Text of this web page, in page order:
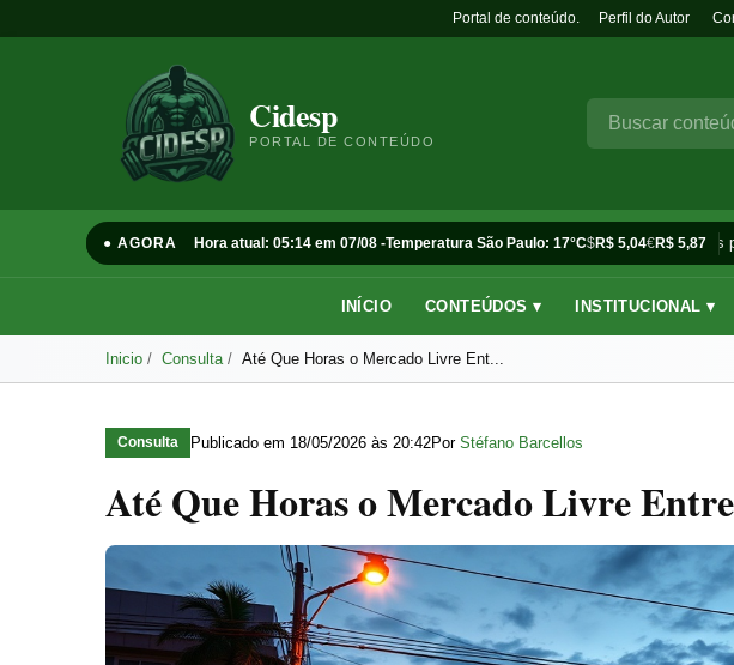
Portal de conteúdo. Perfil do Autor
Cidesp
PORTAL DE CONTEÚDO
● AGORA Hora atual: 05:14 em 07/08 -Temperatura São Paulo: 17°C$R$ 5,04€R$ 5,87
Frases
INÍCIO CONTEÚDOS ▾ INSTITUCIONAL ▾
Inicio Consulta Até Que Horas o Mercado Livre Ent...
Consulta Publicado em 18/05/2026 às 20:42Por Stéfano Barcellos
Até Que Horas o Mercado Livre